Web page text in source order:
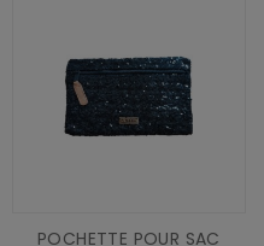
POCHETTE POUR SAC